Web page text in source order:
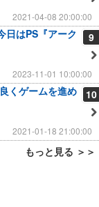
2021-04-08 20:00:00
9
日はPS『アーク
2023-11-01 10:00:00
10
くゲームを進め
2021-01-18 21:00:00
もっと見る ＞＞